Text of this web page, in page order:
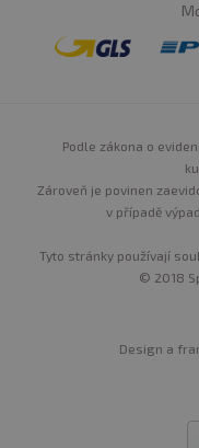
Podle zákona o
Zároveň je povinen
v případě
Tyto stránky používají
© 2018
Design a